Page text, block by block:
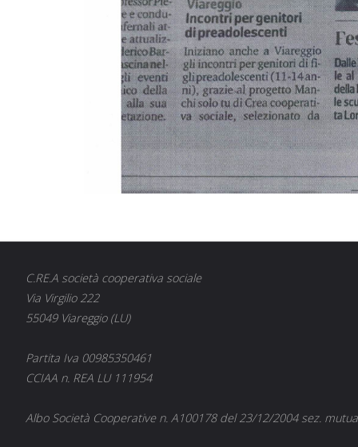
C.RE.A società cooperativa sociale
Via Virgilio 222
55049 Viareggio (LU)
Partita Iva 00985350461
CCIAA n. REA LU 111954
Albo Società Cooperative n. A100178 del 23/12/2004 sez.